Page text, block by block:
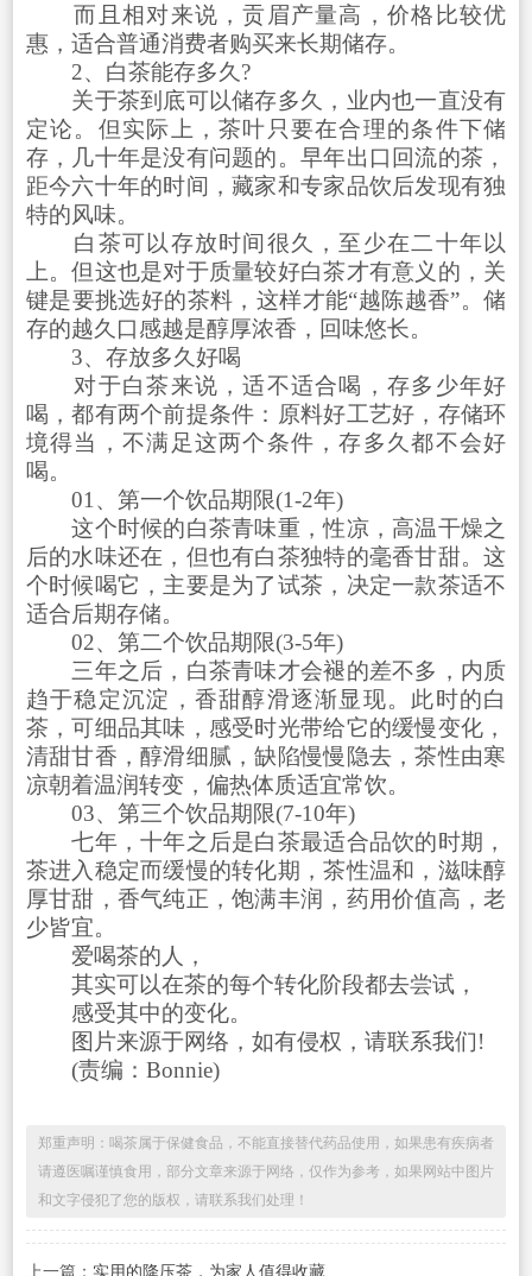
而且相对来说，贡眉产量高，价格比较优
惠，适合普通消费者购买来长期储存。
2、白茶能存多久?
关于茶到底可以储存多久，业内也一直没有
定论。但实际上，茶叶只要在合理的条件下储
存，几十年是没有问题的。早年出口回流的茶，
距今六十年的时间，藏家和专家品饮后发现有独
特的风味。
白茶可以存放时间很久，至少在二十年以
上。但这也是对于质量较好白茶才有意义的，关
键是要挑选好的茶料，这样才能“越陈越香”。储
存的越久口感越是醇厚浓香，回味悠长。
3、存放多久好喝
对于白茶来说，适不适合喝，存多少年好
喝，都有两个前提条件：原料好工艺好，存储环
境得当，不满足这两个条件，存多久都不会好
喝。
01、第一个饮品期限(1-2年)
这个时候的白茶青味重，性凉，高温干燥之
后的水味还在，但也有白茶独特的毫香甘甜。这
个时候喝它，主要是为了试茶，决定一款茶适不
适合后期存储。
02、第二个饮品期限(3-5年)
三年之后，白茶青味才会褪的差不多，内质
趋于稳定沉淀，香甜醇滑逐渐显现。此时的白
茶，可细品其味，感受时光带给它的缓慢变化，
清甜甘香，醇滑细腻，缺陷慢慢隐去，茶性由寒
凉朝着温润转变，偏热体质适宜常饮。
03、第三个饮品期限(7-10年)
七年，十年之后是白茶最适合品饮的时期，
茶进入稳定而缓慢的转化期，茶性温和，滋味醇
厚甘甜，香气纯正，饱满丰润，药用价值高，老
少皆宜。
爱喝茶的人，
其实可以在茶的每个转化阶段都去尝试，
感受其中的变化。
图片来源于网络，如有侵权，请联系我们!
(责编：Bonnie)
郑重声明：喝茶属于保健食品，不能直接替代药品使用，如果患有疾病者
请遵医嘱谨慎食用，部分文章来源于网络，仅作为参考，如果网站中图片
和文字侵犯了您的版权，请联系我们处理！
上一篇： 实用的降压茶，为家人值得收藏